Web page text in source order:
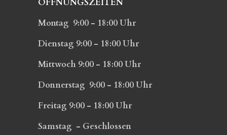
Montag 9:00 - 18:00 Uhr
Dienstag 9:00 - 18:00 Uhr
Mittwoch 9:00 - 18:00 Uhr
Donnerstag 9:00 - 18:00 Uhr
Freitag 9:00 - 18:00 Uhr
Samstag - Geschlossen